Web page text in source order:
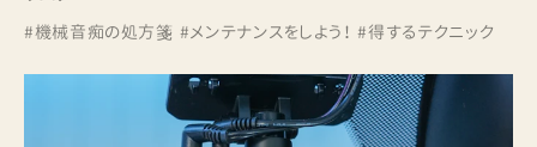
#機械音痴の処方箋 #メンテナンスをしよう！ #得するテクニック